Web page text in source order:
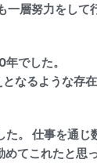
一層努力をして
でした。
なるような存
。 仕事を通じ
てこれたと思